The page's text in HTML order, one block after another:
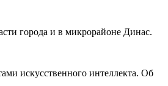
города и в микрорайоне Динас.
искусственного интеллекта. Об